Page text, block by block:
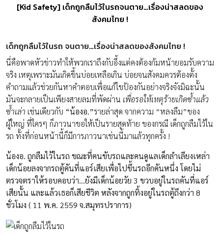
[Kid Safety] เด็กถูกลืมไว้ในรถจนตาย…เรื่องน่าสลดของ
สังคมไทย !
เด็กถูกลืมไว้ในรถ จนตาย…เรื่องน่าสลดของสังคมไทย !
นี่คือพาดหัวข่าวทำให้พวกเราถึงกับอึ้งแต่คงต้องก้มหน้ายอมรับความ
จริง เหตุเพราะมันเกิดขึ้นบ่อยเหลือเกิน บ่อยจนสังคมควรต้องตั้ง
คำถามแล้วช่วยกันหาคำตอบเพื่อแก้ไขป้องกันอย่างจริงจังมิฉะนั้น
มันจะกลายเป็นเพียงสายลมที่พัดผ่าน เพื่อรอให้เหตุร้ายเกิดซ้ำแล้ว
ซ้ำเล่า เช่นเดียวกับ “น้องอ.”รายล่าสุด จากความ “หลงลืม”ของ
ผู้ใหญ่ ที่ใครๆ ก็ภาวนาขอให้เป็นรายสุดท้าย ของกรณี เด็กถูกลืมไว้ใน
รถ ทั้งที่ก่อนหน้านี้ก็มีการภาวนาเช่นนี้มาแล้วทุกครั้ง !
น้องอ. ถูกลืมไว้ในรถ ขณะที่คนขับรถและคนดูแลเด็กลำเลียงเหล่า
เด็กน้อยลงจากรถตู้คันที่แอร์เสียเพื่อไปขึ้นรถอีกคันหนึ่ง โดยไม่
ตรวจตราให้รอบคอบว่า…ยังมีเด็กน้อยวัย 3 ขวบอยู่ในรถคันที่แอร์
เสียนั้น และแล้วเธอก็เสียชีวิต หลังจากถูกทิ้งอยู่ในรถตู้ถึงกว่า 8
ชั่วโมง ( 11 พ.ค. 2559 จ.สมุทรปราการ)